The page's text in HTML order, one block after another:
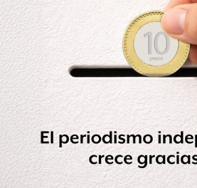
Pero en 2017, el entonces director
Penchyna, solicitó al Consejo de
cancelación del contrato
un monopolio privado de gestión
El Infonavit notificó a Telra Reality